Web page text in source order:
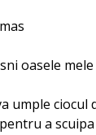
oasele mele
umple ciocul
a